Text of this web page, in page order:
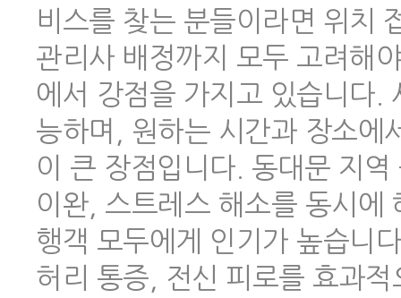
비스를 찾는 분들이라면 위치
관리사 배정까지 모두 고려해
에서 강점을 가지고 있습니다.
능하며, 원하는 시간과 장소에
이 큰 장점입니다. 동대문 지
이완, 스트레스 해소를 동시에
행객 모두에게 인기가 높습니
허리 통증, 전신 피로를 효과